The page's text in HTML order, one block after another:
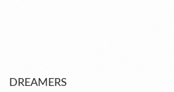
DREAMERS